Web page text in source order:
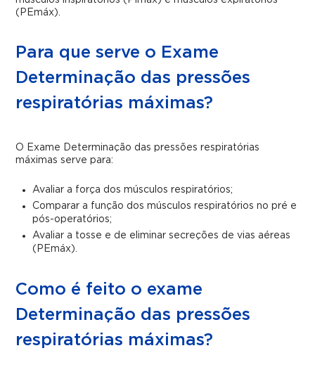
(PEmáx).
Para que serve o Exame
Determinação das pressões
respiratórias máximas?
O Exame Determinação das pressões respiratórias
máximas serve para:
Avaliar a força dos músculos respiratórios;
Comparar a função dos músculos respiratórios no pré e
pós-operatórios;
Avaliar a tosse e de eliminar secreções de vias aéreas
(PEmáx).
Como é feito o exame
Determinação das pressões
respiratórias máximas?